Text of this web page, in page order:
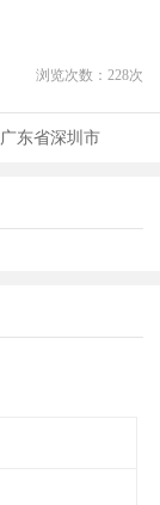
浏览次数： 228次
广东省深圳市